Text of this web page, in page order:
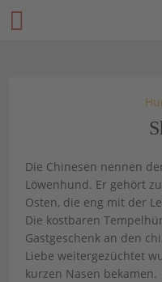
Die Chinesen nennen
Löwenhund. Er gehört
Osten, die eng mit der
Die kostbaren
Gastgeschenk an den
Liebe weitergezüchtet
kurzen Nasen bekamen.